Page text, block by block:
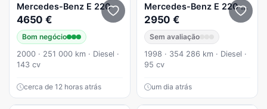
Mercedes-Benz E 220
4650 €
Bom negócio
2000 · 251 000 km · Diesel ·
143 cv
cerca de 12 horas atrás
Mercedes-Benz E 220 D
2950 €
Sem avaliação
1998 · 354 286 km · Diesel ·
95 cv
um dia atrás